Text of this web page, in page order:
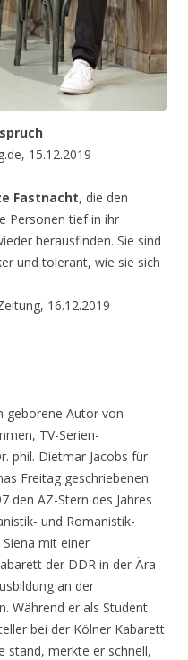
15.12.2019
Fastnacht, die den
Personen tief in ihr
herausfinden. Sie sind
und tolerant, wie sie sich
16.12.2019
geborene Autor von
TV-Serien-
phil. Dietmar Jacobs für
Freitag geschriebenen
den AZ-Stern des Jahres
und Romanistik-
mit einer
der DDR in der Ära
an der
Während er als Student
bei der Kölner Kabarett
stand, merkte er schnell,